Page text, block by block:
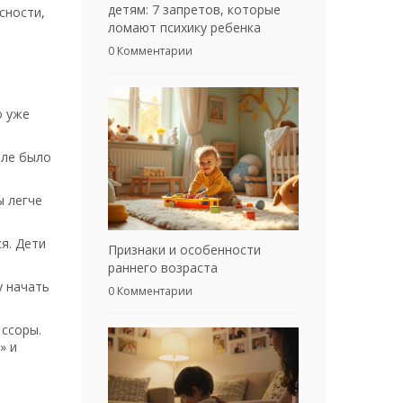
уже
было
легче
Дети
начать
и
детям: 7 запретов, которые
ломают психику ребенка
0 Комментарии
Признаки и особенности
раннего возраста
0 Комментарии